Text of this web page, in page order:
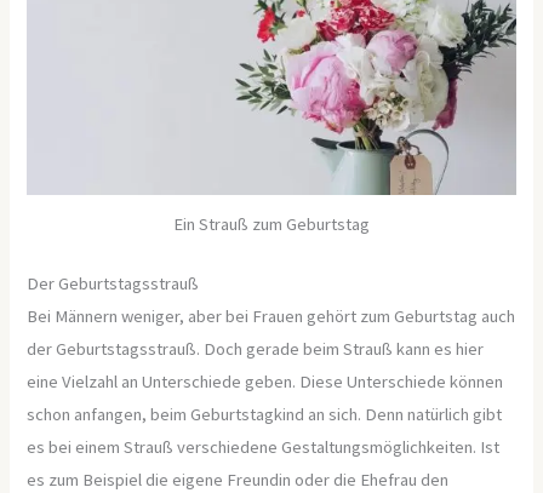
Ein Strauß zum Geburtstag
Der Geburtstagsstrauß
Bei Männern weniger, aber bei Frauen gehört zum Geburtstag auch
der Geburtstagsstrauß. Doch gerade beim Strauß kann es hier
eine Vielzahl an Unterschiede geben. Diese Unterschiede können
schon anfangen, beim Geburtstagkind an sich. Denn natürlich gibt
es bei einem Strauß verschiedene Gestaltungsmöglichkeiten. Ist
es zum Beispiel die eigene Freundin oder die Ehefrau den